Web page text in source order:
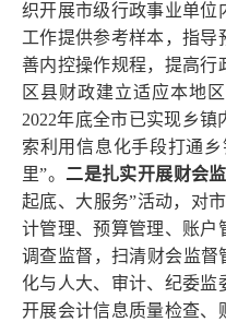
织开展市级行政事业单位
工作提供参考样本，指导
善内控操作规程，提高行
区县财政建立适应本地
2022年底全市已实现乡
索利用信息化手段打通
里”。 二是扎实开展财会监
起底、大服务”活动，对
计管理、预算管理、账户
调查监督，扫清财会监督
化与人大、审计、纪委监
开展会计信息质量检查、